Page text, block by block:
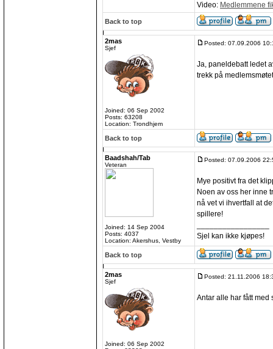
Video: Medlemmene
Back to top
2mas
Sjef
Joined: 06 Sep 2002
Posts: 63208
Location: Trondhjem
Posted: 07.09.2006
Ja, paneldebatt ledet
trekk på
Back to top
Baadshah/Tab
Veteran
Joined: 14 Sep 2004
Posts: 4037
Location: Akershus, Vestby
Posted: 07.09.2006
Mye positivt fra det
Noen av oss her inne
nå vet vi ihvertfall at
spillere!
Sjel kan ikke kjøpes!
Back to top
2mas
Sjef
Joined: 06 Sep 2002
Posted: 21.11.2006
Antar alle har fått med